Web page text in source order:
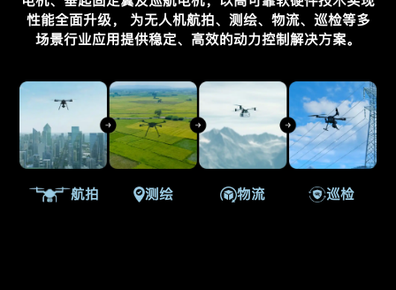
性能全面升级，
为无人机航拍、测绘、物流、巡检等多
场景行业应用提供稳定、高效的动力控制解决方案。
航拍 测绘 物流 巡检